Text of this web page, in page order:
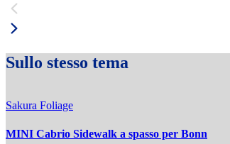
Sullo stesso tema
Sakura Foliage
MINI Cabrio Sidewalk a spasso per Bonn